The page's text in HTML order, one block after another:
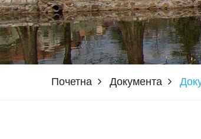
Почетна Документа